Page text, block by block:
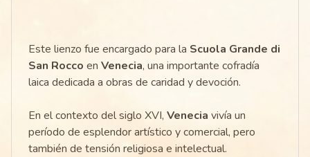
Este lienzo fue encargado para la Scuola Grande di
San Rocco en Venecia, una importante cofradía
laica dedicada a obras de caridad y devoción.
En el contexto del siglo XVI, Venecia vivía un
período de esplendor artístico y comercial, pero
también de tensión religiosa e intelectual.